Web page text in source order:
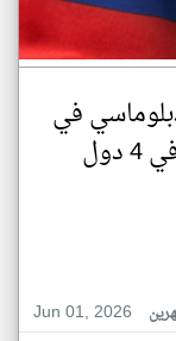
في
إفريقيا بافتتاح ممثليات في 4 دول
Jun 01, 2026